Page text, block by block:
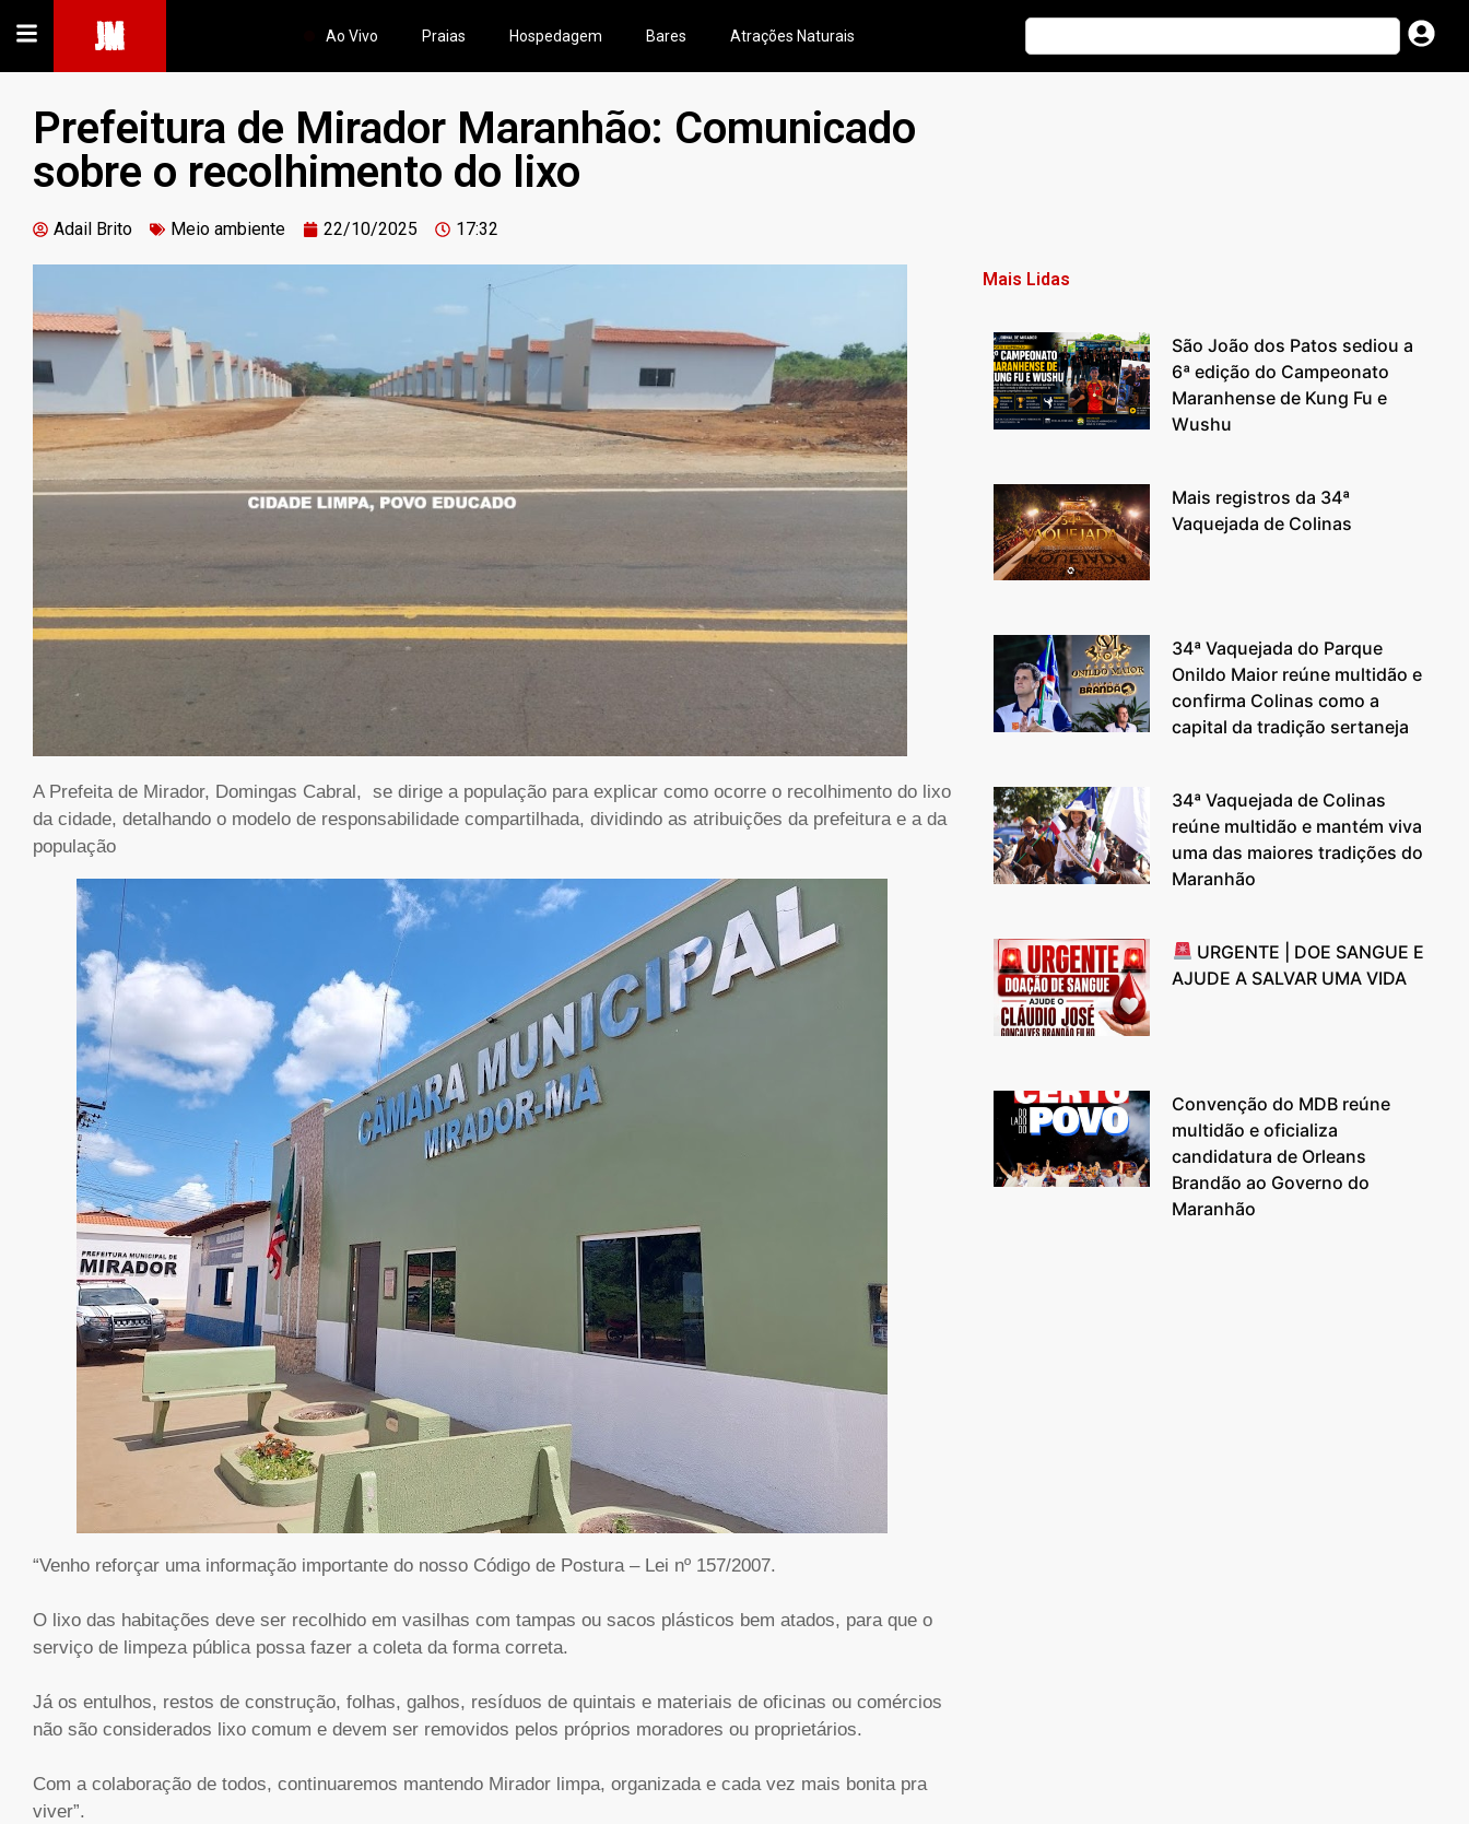
JM Ao Vivo Praias Hospedagem Bares Atrações Naturais
Prefeitura de Mirador Maranhão: Comunicado
sobre o recolhimento do lixo
Adail Brito Meio ambiente 22/10/2025 17:32
A Prefeita de Mirador, Domingas Cabral, se dirige a população para explicar como ocorre o recolhimento do lixo
da cidade, detalhando o modelo de responsabilidade compartilhada, dividindo as atribuições da prefeitura e a da
população
“Venho reforçar uma informação importante do nosso Código de Postura – Lei nº 157/2007.
O lixo das habitações deve ser recolhido em vasilhas com tampas ou sacos plásticos bem atados, para que o
serviço de limpeza pública possa fazer a coleta da forma correta.
Já os entulhos, restos de construção, folhas, galhos, resíduos de quintais e materiais de oficinas ou comércios
não são considerados lixo comum e devem ser removidos pelos próprios moradores ou proprietários.
Com a colaboração de todos, continuaremos mantendo Mirador limpa, organizada e cada vez mais bonita pra
viver”.
Mais Lidas
São João dos Patos sediou a
6ª edição do Campeonato
Maranhense de Kung Fu e
Wushu
Mais registros da 34ª
Vaquejada de Colinas
34ª Vaquejada do Parque
Onildo Maior reúne multidão e
confirma Colinas como a
capital da tradição sertaneja
34ª Vaquejada de Colinas
reúne multidão e mantém viva
uma das maiores tradições do
Maranhão
URGENTE | DOE SANGUE E
AJUDE A SALVAR UMA VIDA
Convenção do MDB reúne
multidão e oficializa
candidatura de Orleans
Brandão ao Governo do
Maranhão